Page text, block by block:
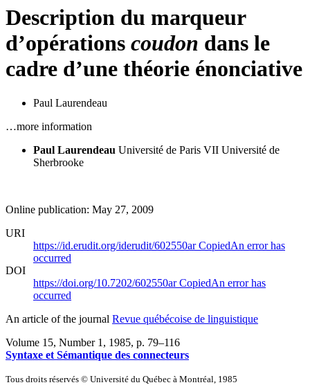
Description du marqueur
d’opérations coudon dans le
cadre d’une théorie énonciative
Paul Laurendeau
…more information
Paul Laurendeau Université de Paris VII Université de
Sherbrooke
Online publication: May 27, 2009
URI
https://id.erudit.org/iderudit/602550arCopiedAn error has
occurred
DOI
https://doi.org/10.7202/602550arCopiedAn error has
occurred
An article of the journal Revue québécoise de linguistique
Volume 15, Number 1, 1985, p. 79–116
Syntaxe et Sémantique des connecteurs
Tous droits réservés © Université du Québec à Montréal, 1985